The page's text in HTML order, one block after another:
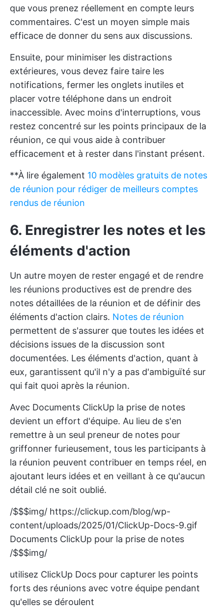
que vous prenez réellement en compte leurs
commentaires. C'est un moyen simple mais
efficace de donner du sens aux discussions.
Ensuite, pour minimiser les distractions
extérieures, vous devez faire taire les
notifications, fermer les onglets inutiles et
placer votre téléphone dans un endroit
inaccessible. Avec moins d'interruptions, vous
restez concentré sur les points principaux de la
réunion, ce qui vous aide à contribuer
efficacement et à rester dans l'instant présent.
**À lire également 10 modèles gratuits de notes
de réunion pour rédiger de meilleurs comptes
rendus de réunion
6. Enregistrer les notes et les
éléments d'action
Un autre moyen de rester engagé et de rendre
les réunions productives est de prendre des
notes détaillées de la réunion et de définir des
éléments d'action clairs. Notes de réunion
permettent de s'assurer que toutes les idées et
décisions issues de la discussion sont
documentées. Les éléments d'action, quant à
eux, garantissent qu'il n'y a pas d'ambiguïté sur
qui fait quoi après la réunion.
Avec Documents ClickUp la prise de notes
devient un effort d'équipe. Au lieu de s'en
remettre à un seul preneur de notes pour
griffonner furieusement, tous les participants à
la réunion peuvent contribuer en temps réel, en
ajoutant leurs idées et en veillant à ce qu'aucun
détail clé ne soit oublié.
/$$$img/ https://clickup.com/blog/wp-
content/uploads/2025/01/ClickUp-Docs-9.gif
Documents ClickUp pour la prise de notes
/$$$img/
utilisez ClickUp Docs pour capturer les points
forts des réunions avec votre équipe pendant
qu'elles se déroulent